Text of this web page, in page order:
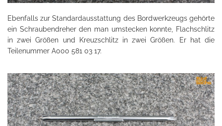
Ebenfalls zur Standardausstattung des Bordwerkzeugs gehörte
ein Schraubendreher den man umstecken konnte, Flachschlitz
in zwei Größen und Kreuzschlitz in zwei Größen. Er hat die
Teilenummer A000 581 03 17.